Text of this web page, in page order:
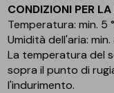
CONDIZIONI PER
Temperatura: min. 5
Umidità dell'aria:
La temperatura del
sopra il punto di
l'indurimento.